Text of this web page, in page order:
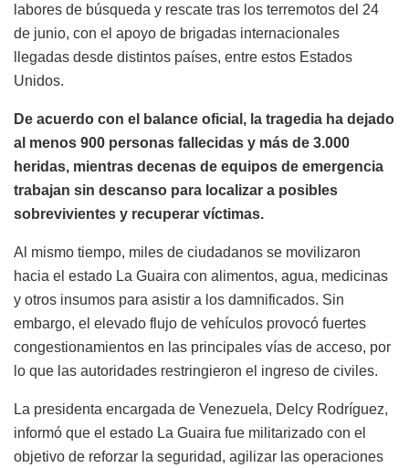
labores de búsqueda y rescate tras los terremotos del 24
de junio, con el apoyo de brigadas internacionales
llegadas desde distintos países, entre estos Estados
Unidos.
De acuerdo con el balance oficial, la tragedia ha dejado
al menos 900 personas fallecidas y más de 3.000
heridas, mientras decenas de equipos de emergencia
trabajan sin descanso para localizar a posibles
sobrevivientes y recuperar víctimas.
Al mismo tiempo, miles de ciudadanos se movilizaron
hacia el estado La Guaira con alimentos, agua, medicinas
y otros insumos para asistir a los damnificados. Sin
embargo, el elevado flujo de vehículos provocó fuertes
congestionamientos en las principales vías de acceso, por
lo que las autoridades restringieron el ingreso de civiles.
La presidenta encargada de Venezuela, Delcy Rodríguez,
informó que el estado La Guaira fue militarizado con el
objetivo de reforzar la seguridad, agilizar las operaciones